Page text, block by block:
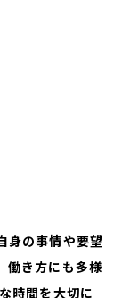
身の事情や要望
働き方にも多様
時間を大切に